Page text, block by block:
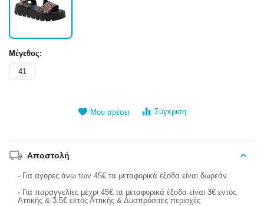
Μέγεθος:
41
Μου αρέσει Σύγκριση
Αποστολή
- Για αγορές άνω των 45€ τα μεταφορικά έξοδα είναι δωρεάν
- Για παραγγελίες μέχρι 45€ τα μεταφορικά έξοδα είναι 3€ εντός
Αττικής & 3.5€ εκτός Αττικής & Δυσπρόσιτες περιοχές